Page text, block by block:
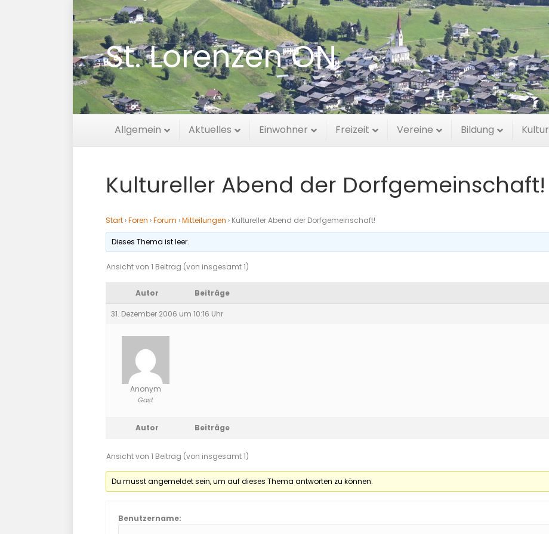
St. Lorenzen ON
Allgemein Aktuelles Einwohner Freizeit Vereine Bildung Kultur
Kultureller Abend der Dorfgemeinschaft!
Start ›Foren ›Forum ›Mitteilungen › Kultureller Abend der Dorfgemeinschaft!
Dieses Thema ist leer.
Ansicht von 1 Beitrag (von insgesamt 1)
Autor Beiträge
31. Dezember 2006 um 10:16 Uhr
Anonym
Gast
Autor Beiträge
Ansicht von 1 Beitrag (von insgesamt 1)
Du musst angemeldet sein, um auf dieses Thema antworten zu können.
Benutzername: